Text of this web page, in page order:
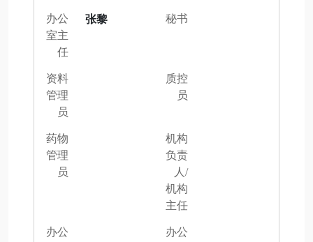
办公
室主
任
张黎 秘书
资料
管理
员
质控
员
药物
管理
员
机构
负责
人/
机构
主任
办公
办公